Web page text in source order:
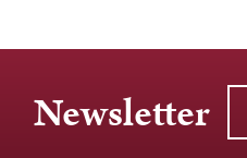
Newsletter